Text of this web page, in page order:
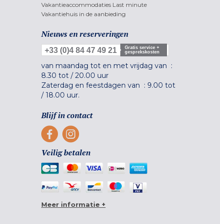
Vakantieaccommodaties Last minute
Vakantiehuis in de aanbieding
Nieuws en reserveringen
+33 (0)4 84 47 49 21
Gratis service +
gesprekskosten
van maandag tot en met vrijdag van :
8.30 tot / 20.00 uur
Zaterdag en feestdagen van : 9.00 tot
/ 18.00 uur.
Blijf in contact
Veilig betalen
Meer informatie +